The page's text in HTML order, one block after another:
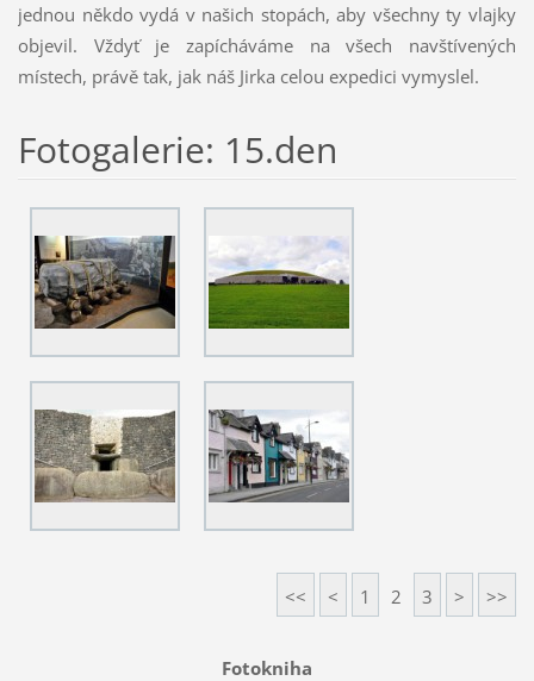
jednou někdo vydá v našich stopách, aby všechny ty vlajky
objevil. Vždyť je zapícháváme na všech navštívených
místech, právě tak, jak náš Jirka celou expedici vymyslel.
Fotogalerie: 15.den
<< < 1 2 3 > >>
Fotokniha